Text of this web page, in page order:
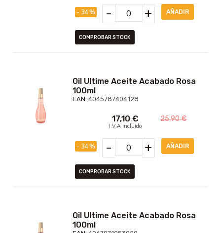
- 34 % - +
COMPROBAR STOCK
Oil Ultime Aceite Acabado Rosa
100ml
EAN: 4045787404128
17,10 €
I.V.A incluido
25,90€
- 34 % - +
COMPROBAR STOCK
Oil Ultime Aceite Acabado Rosa
100ml